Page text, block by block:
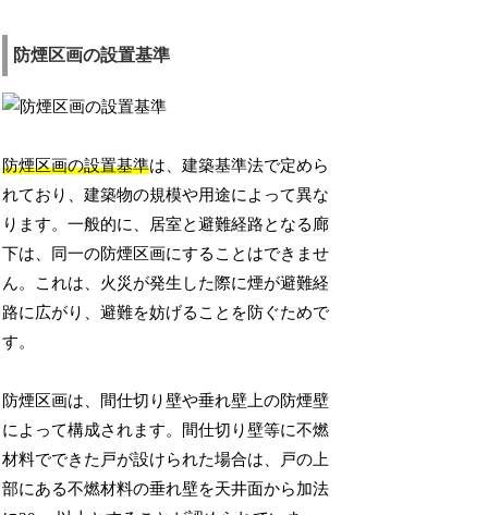
防煙区画の設置基準
防煙区画の設置基準は、建築基準法で定めら
れており、建築物の規模や用途によって異な
ります。一般的に、居室と避難経路となる廊
下は、同一の防煙区画にすることはできませ
ん。これは、火災が発生した際に煙が避難経
路に広がり、避難を妨げることを防ぐためで
す。
防煙区画は、間仕切り壁や垂れ壁上の防煙壁
によって構成されます。間仕切り壁等に不燃
材料でできた戸が設けられた場合は、戸の上
部にある不燃材料の垂れ壁を天井面から加法